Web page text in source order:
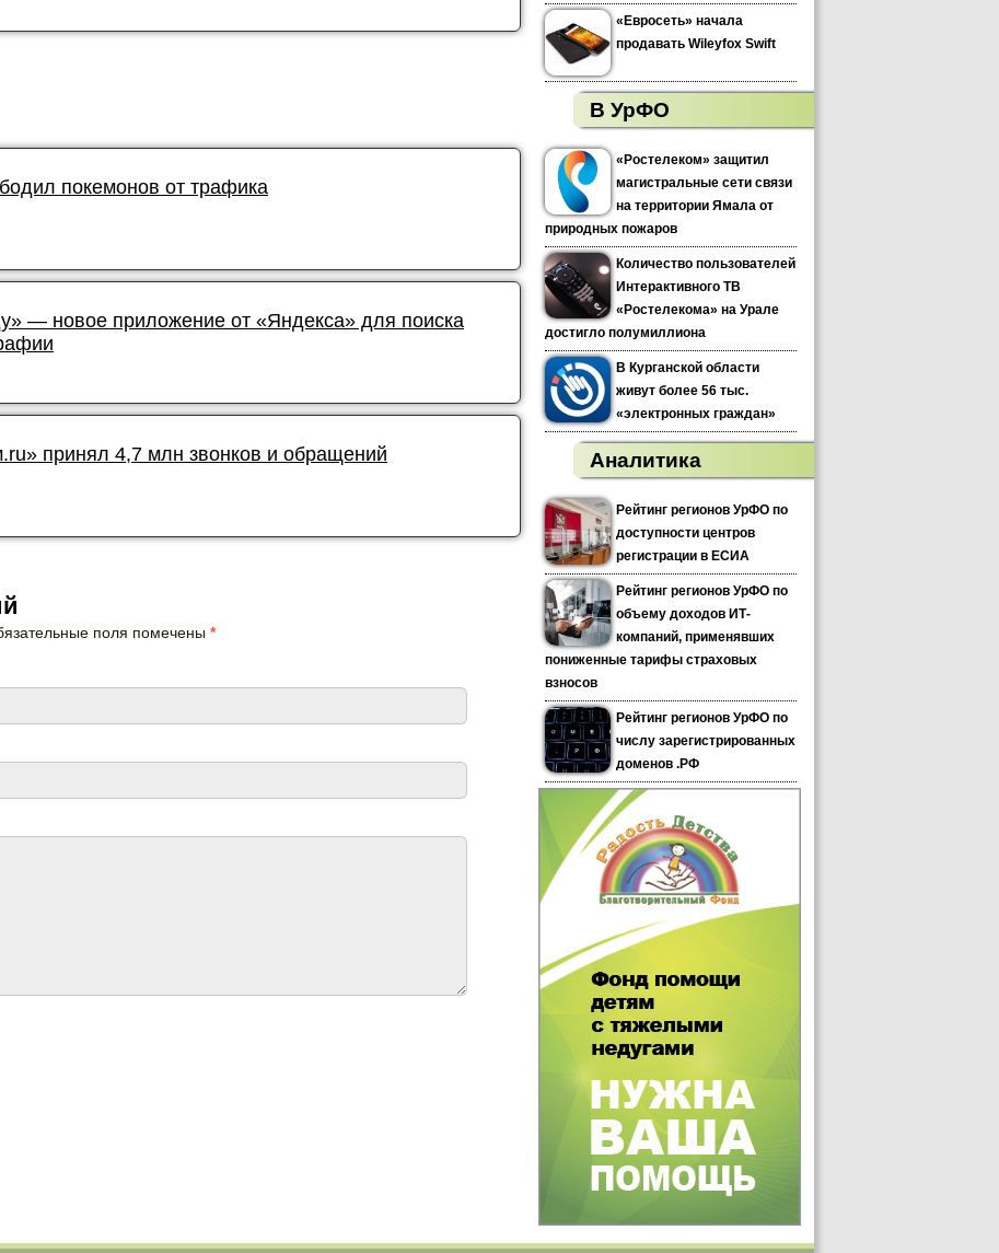
покемонов от трафика
— новое приложение от «Яндекса» для поиска
принял 4,7 млн звонков и обращений
поля помечены *
«Евросеть» начала
продавать Wileyfox Swift
В УрФО
«Ростелеком» защитил
магистральные сети связи
на территории Ямала от
природных пожаров
Количество пользователей
Интерактивного ТВ
«Ростелекома» на Урале
достигло полумиллиона
В Курганской области
живут более 56 тыс.
«электронных граждан»
Аналитика
Рейтинг регионов УрФО по
доступности центров
регистрации в ЕСИА
Рейтинг регионов УрФО по
объему доходов ИТ-
компаний, применявших
пониженные тарифы страховых
взносов
Рейтинг регионов УрФО по
числу зарегистрированных
доменов .РФ